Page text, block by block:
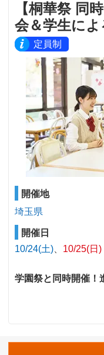
【桐華祭 同
会＆学生に
定員制
開催地
埼玉県
開催日
10/24(土)
10/25(日)
学園祭と同時開催！